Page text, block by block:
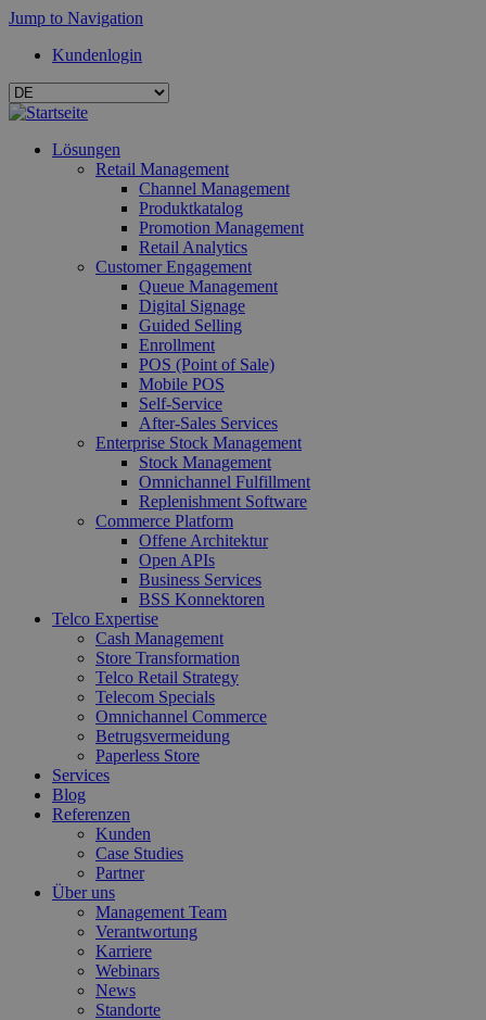
Jump to Navigation
Kundenlogin
Lösungen
Retail Management
Channel Management
Produktkatalog
Promotion Management
Retail Analytics
Customer Engagement
Queue Management
Digital Signage
Guided Selling
Enrollment
POS (Point of Sale)
Mobile POS
Self-Service
After-Sales Services
Enterprise Stock Management
Stock Management
Omnichannel Fulfillment
Replenishment Software
Commerce Platform
Offene Architektur
Open APIs
Business Services
BSS Konnektoren
Telco Expertise
Cash Management
Store Transformation
Telco Retail Strategy
Telecom Specials
Omnichannel Commerce
Betrugsvermeidung
Paperless Store
Services
Blog
Referenzen
Kunden
Case Studies
Partner
Über uns
Management Team
Verantwortung
Karriere
Webinars
News
Standorte